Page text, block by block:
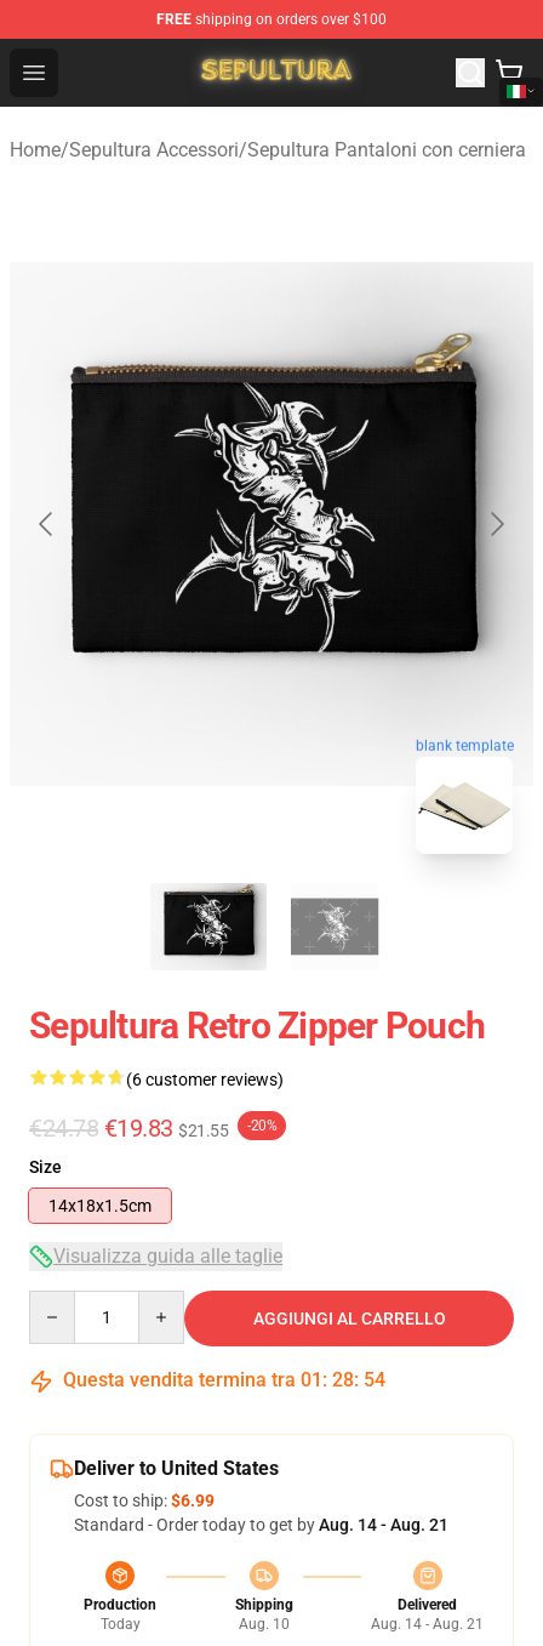
FREE shipping on orders over $100
Open menu
Sepultura Store - Official Sepultura Merchandise Shop
Home/Sepultura Accessori/Sepultura Pantaloni con cerniera
blank template
Sepultura Retro Zipper Pouch
(6 customer reviews)
€24.78 €19.83 $21.55 -20%
Size
14x18x1.5cm
Visualizza guida alle taglie
AGGIUNGI AL CARRELLO
Questa vendita termina tra 01 : 28: 53
Deliver to United States
Cost to ship:$6.99
Standard - Order today to get byAug. 14 - Aug. 21
Production
Today
Shipping
Aug. 10
Delivered
Aug. 14 - Aug. 21